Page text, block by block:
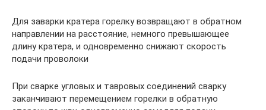
Для заварки кратера горелку возвращают в обратном
направлении на расстояние, немного превышающее
длину кратера, и одновременно снижают скорость
подачи проволоки
При сварке угловых и тавровых соединений сварку
заканчивают перемещением горелки в обратную